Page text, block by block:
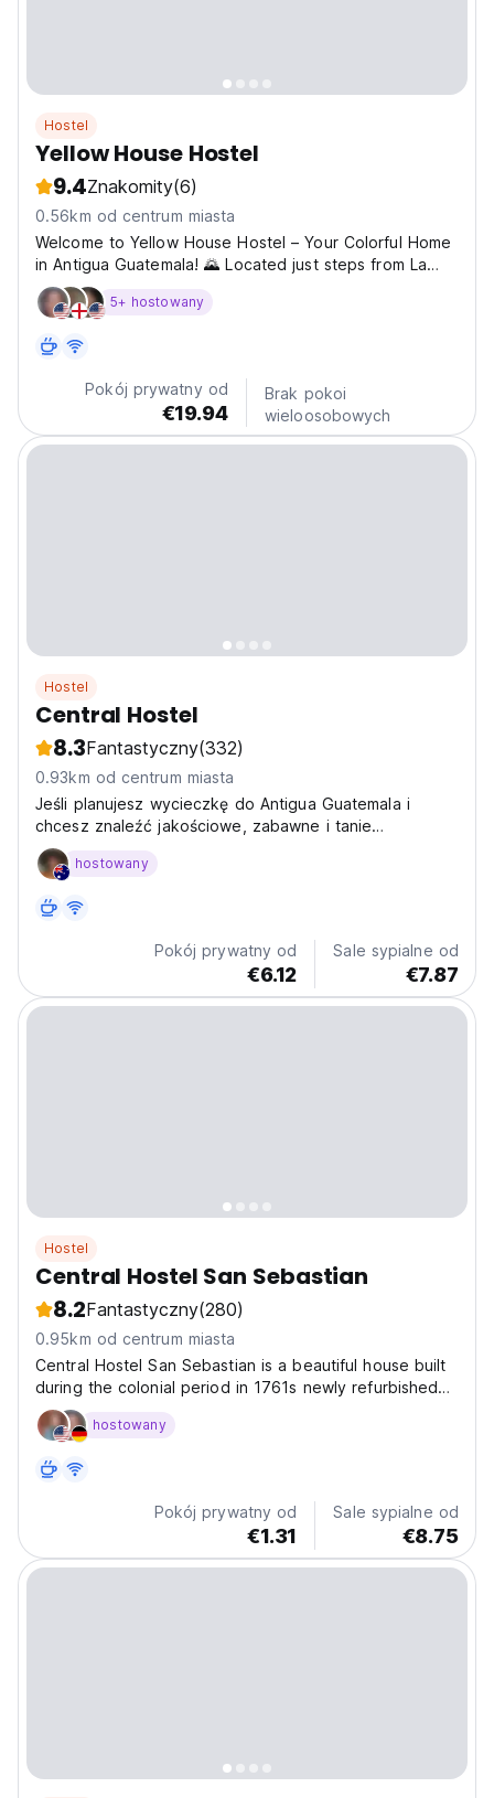
Hostel
Yellow House Hostel
9.4Znakomity(6)
0.56km od centrum miasta
Welcome to Yellow House Hostel – Your Colorful Home
in Antigua Guatemala! 🌄 Located just steps from La
Merced Church, Yellow House Hostel is the perfect
base for backpackers, couples, and digital nomads. We
spaces,...
5+ hostowany
Pokój prywatny od
€19.94
Brak pokoi
wieloosobowych
Hostel
Central Hostel
8.3Fantastyczny(332)
0.93km od centrum miasta
Jeśli planujesz wycieczkę do Antigua Guatemala i
chcesz znaleźć jakościowe, zabawne i tanie
zakwaterowanie, to Central Hostel będzie idealny dla
Ciebie.hostowany
Pokój prywatny od
€6.12
Sale sypialne od
€7.87
Hostel
Central Hostel San Sebastian
8.2Fantastyczny(280)
0.95km od centrum miasta
Central Hostel San Sebastian is a beautiful house built
during the colonial period in 1761s newly refurbished
meticulously to turn it into a modern guest house
keeping the soul of the place. We have different
private...
hostowany
Pokój prywatny od
€1.31
Sale sypialne od
€8.75